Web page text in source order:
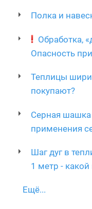
Полка и
Обработка,
Опасность
Теплицы
покупают?
Серная шашка
применения
Шаг дуг в
1 метр -
Ещё...